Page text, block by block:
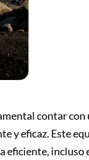
contar con
y eficaz. Este
eficiente, incluso